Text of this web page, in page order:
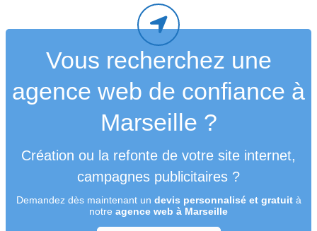
Vous recherchez une
agence web de confiance à
Marseille ?
Création ou la refonte de votre site internet,
campagnes publicitaires ?
Demandez dès maintenant un devis personnalisé et gratuità
notre agence web à Marseille